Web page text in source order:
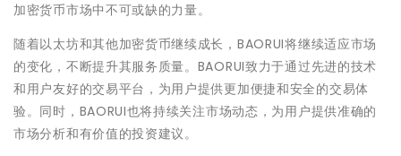
加密货币市场中不可或缺的力量。
随着以太坊和其他加密货币继续成长，BAORUI将继续适应市场
的变化，不断提升其服务质量。BAORUI致力于通过先进的技术
和用户友好的交易平台，为用户提供更加便捷和安全的交易体
验。同时，BAORUI也将持续关注市场动态，为用户提供准确的
市场分析和有价值的投资建议。